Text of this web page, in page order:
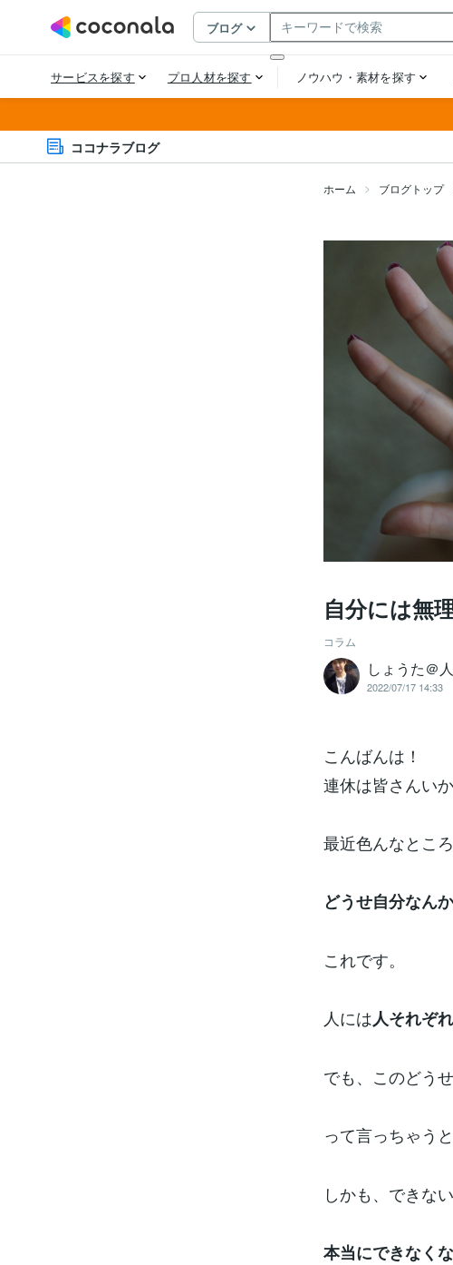
ココナラブログ
ホーム ブログトップ
自分には無
コラム
しょうた＠
2022/07/17 14:33
こんばんは！
連休は皆さんい
最近色んなとこ
どうせ自分なん
これです。
人には人それぞ
でも、このどう
って言っちゃうと
しかも、できな
本当にできなく